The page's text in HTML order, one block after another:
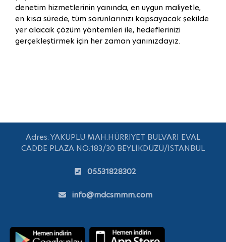
denetim hizmetlerinin yanında, en uygun maliyetle,
en kısa sürede, tüm sorunlarınızı kapsayacak şekilde
yer alacak çözüm yöntemleri ile, hedeflerinizi
gerçekleştirmek için her zaman yanınızdayız.
Adres: YAKUPLU MAH.HÜRRİYET BULVARI EVAL
CADDE PLAZA NO:183/30 BEYLİKDÜZÜ/İSTANBUL
05531828302
info@mdcsmmm.com